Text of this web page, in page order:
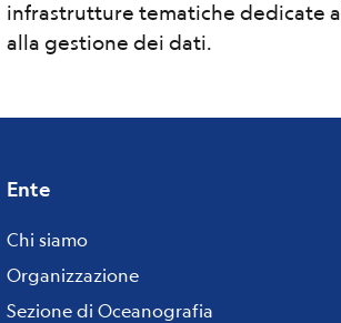
infrastrutture tematiche dedicate
alla gestione dei dati.
Footer
menu
Ente
Chi siamo
Organizzazione
Sezione di Oceanografia